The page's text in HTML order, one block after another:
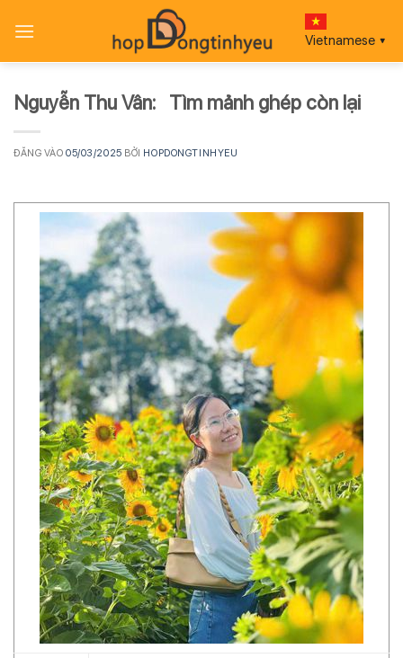
qua
Vietnamese ▼
Nguyễn Thu Vân: Tìm mảnh ghép còn lại
ĐĂNG VÀO05/03/2025 BỞI HOPDONGTINHYEU